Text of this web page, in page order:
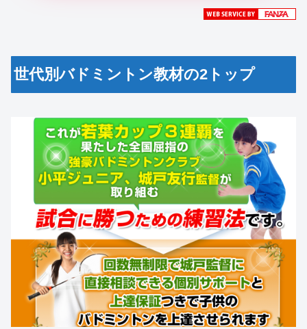
世代別バドミントン教材の2トップ